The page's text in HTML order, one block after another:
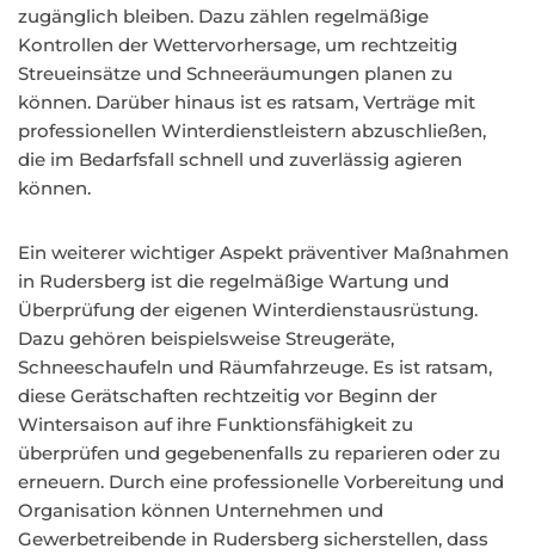
zugänglich bleiben. Dazu zählen regelmäßige
Kontrollen der Wettervorhersage, um rechtzeitig
Streueinsätze und Schneeräumungen planen zu
können. Darüber hinaus ist es ratsam, Verträge mit
professionellen Winterdienstleistern abzuschließen,
die im Bedarfsfall schnell und zuverlässig agieren
können.
Ein weiterer wichtiger Aspekt präventiver Maßnahmen
in Rudersberg ist die regelmäßige Wartung und
Überprüfung der eigenen Winterdienstausrüstung.
Dazu gehören beispielsweise Streugeräte,
Schneeschaufeln und Räumfahrzeuge. Es ist ratsam,
diese Gerätschaften rechtzeitig vor Beginn der
Wintersaison auf ihre Funktionsfähigkeit zu
überprüfen und gegebenenfalls zu reparieren oder zu
erneuern. Durch eine professionelle Vorbereitung und
Organisation können Unternehmen und
Gewerbetreibende in Rudersberg sicherstellen, dass